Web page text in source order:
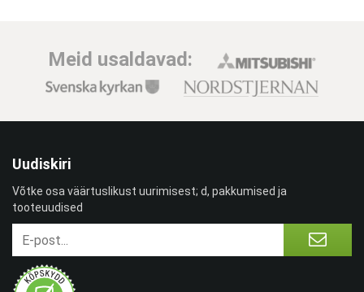
Meid usaldavad:
Uudiskiri
Võtke osa väärtuslikust uurimisest; d, pakkumised ja
tooteuudised